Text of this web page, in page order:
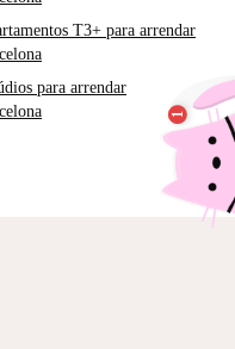
T3+ para arrendar
para arrendar